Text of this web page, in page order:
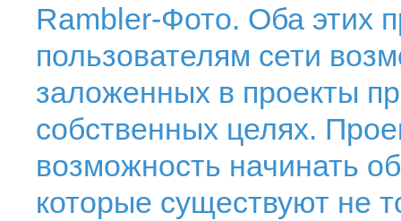
Rambler-Фото. Оба этих
пользователям сети
заложенных в проекты
собственных целях.
возможность начинать
которые существуют не